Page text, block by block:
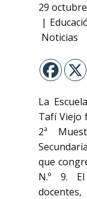
29
Noticias
La
Tafí Viejo
2ª
que
N.º 9.